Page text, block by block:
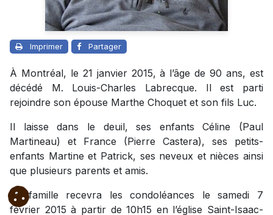
Imprimer Partager
À Montréal, le 21 janvier 2015, à l’âge de 90 ans, est
décédé M. Louis-Charles Labrecque. Il est parti
rejoindre son épouse Marthe Choquet et son fils Luc.
Il laisse dans le deuil, ses enfants Céline (Paul
Martineau) et France (Pierre Castera), ses petits-
enfants Martine et Patrick, ses neveux et nièces ainsi
que plusieurs parents et amis.
La famille recevra les condoléances le samedi 7
février 2015 à partir de 10h15 en l’église Saint-Isaac-